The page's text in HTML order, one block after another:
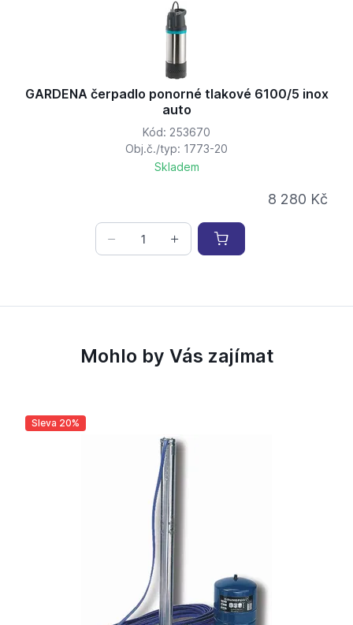
GARDENA čerpadlo ponorné tlakové 6100/5 inox
auto
Kód: 253670
Obj.č./typ: 1773-20
Skladem
8 280 Kč
Mohlo by Vás zajímat
Sleva 20%